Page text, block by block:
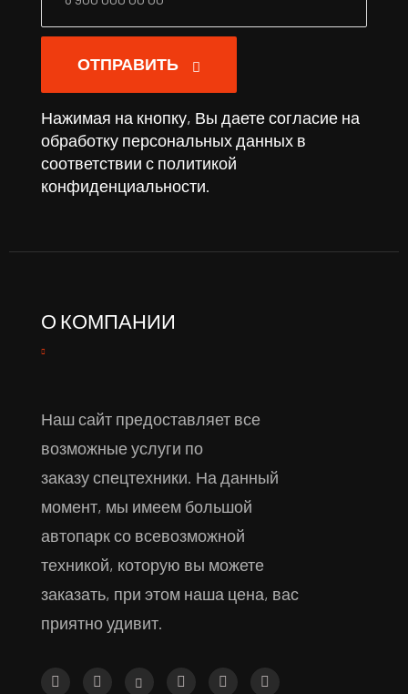
ОТПРАВИТЬ
Нажимая на кнопку, Вы даете согласие на
обработку персональных данных в
соответствии с политикой
конфиденциальности.
О КОМПАНИИ
Наш сайт предоставляет все
возможные услуги по
заказу спецтехники. На данный
момент, мы имеем большой
автопарк со всевозможной
техникой, которую вы можете
заказать, при этом наша цена, вас
приятно удивит.